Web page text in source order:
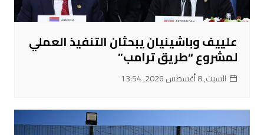
علييف وباشينيان يبحثان التنفيذ العملي
لمشروع “طريق ترامب”
السبت, 8 أغسطس 2026, 13:54